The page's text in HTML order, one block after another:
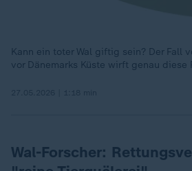
Kann ein toter Wal giftig sein? Der Fall
vor Dänemarks Küste wirft genau diese
Wal-Forscher: